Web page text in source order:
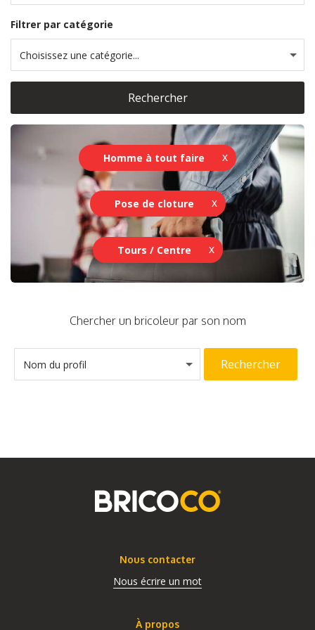
Homme à tout faire
Pose de cloture
Tours / Centre
Filtrer par catégorie
Choisissez une catégorie...
Rechercher
Chercher un bricoleur par son nom
Nom du profil Rechercher
Nous contacter
Nous écrire un mot
À propos